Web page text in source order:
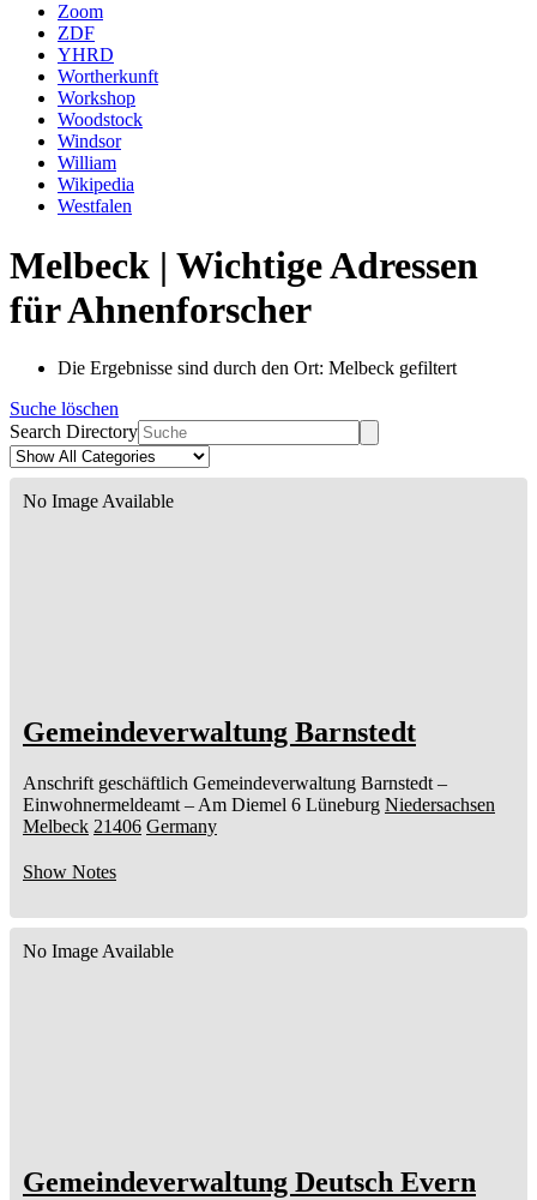
Zoom
ZDF
YHRD
Wortherkunft
Workshop
Woodstock
Windsor
William
Wikipedia
Westfalen
Melbeck | Wichtige Adressen
für Ahnenforscher
Die Ergebnisse sind durch den Ort: Melbeck gefiltert
Suche löschen
Search Directory
No Image Available
Gemeindeverwaltung Barnstedt
Anschrift geschäftlich Gemeindeverwaltung Barnstedt –
Einwohnermeldeamt – Am Diemel 6 Lüneburg Niedersachsen
Melbeck 21406 Germany
Show Notes
No Image Available
Gemeindeverwaltung Deutsch Evern